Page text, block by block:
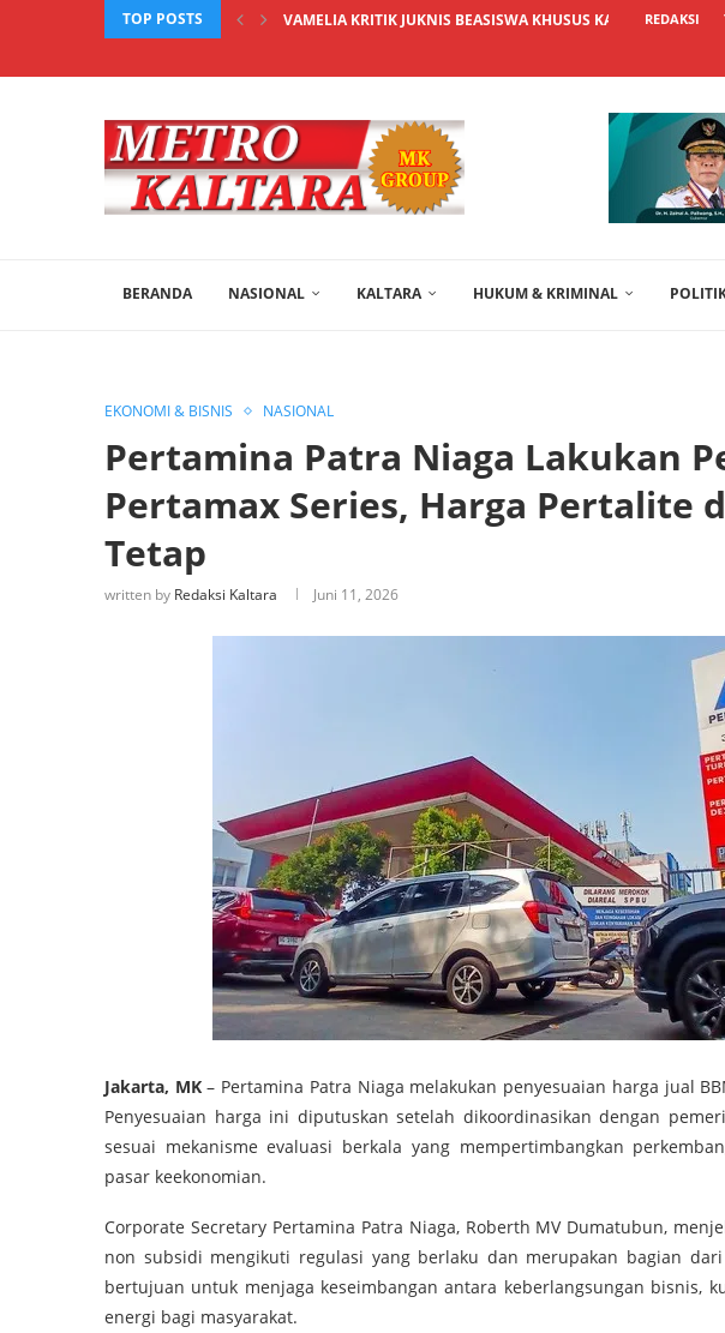
TOP POSTS VAMELIA KRITIK JUKNIS BEASISWA KHUSUS KALTARAREDAKSI
BERANDA NASIONAL KALTARA HUKUM & KRIMINAL
EKONOMI & BISNIS NASIONAL
Pertamina Patra Niaga Lakukan
Pertamax Series, Harga Pertalite
Tetap
written by Redaksi Kaltara Juni 11, 2026
Jakarta, MK– Pertamina Patra Niaga melakukan penyesuaian harga jual
Penyesuaian harga ini diputuskan setelah dikoordinasikan dengan
sesuai mekanisme evaluasi berkala yang mempertimbangkan
pasar keekonomian.
Corporate Secretary Pertamina Patra Niaga, Roberth MV Dumatubun,
non subsidi mengikuti regulasi yang berlaku dan merupakan bagian
bertujuan untuk menjaga keseimbangan antara keberlangsungan bisnis,
energi bagi masyarakat.